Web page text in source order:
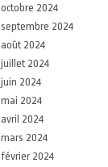
octobre 2024
septembre 2024
août 2024
juillet 2024
juin 2024
mai 2024
avril 2024
mars 2024
février 2024